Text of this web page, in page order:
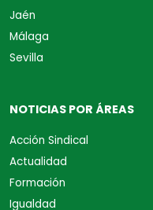
Jaén
Málaga
Sevilla
NOTICIAS POR ÁREAS
Acción Sindical
Actualidad
Formación
Igualdad